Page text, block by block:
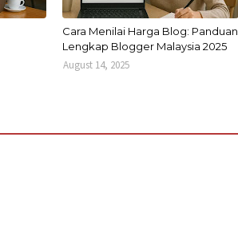
Cara Menilai Harga Blog: Panduan
Lengkap Blogger Malaysia 2025
August 14, 2025